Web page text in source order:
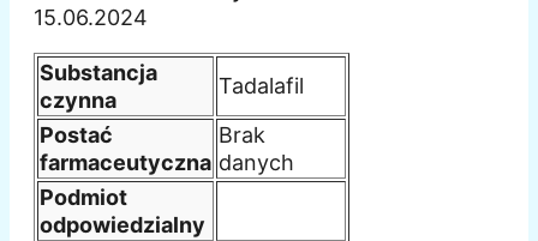
15.06.2024
Substancja
czynna
Tadalafil
Postać
farmaceutyczna
Brak
danych
Podmiot
odpowiedzialny